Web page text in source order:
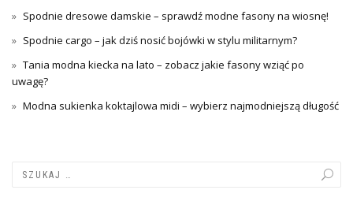
Spodnie dresowe damskie – sprawdź modne fasony na wiosnę!
Spodnie cargo – jak dziś nosić bojówki w stylu militarnym?
Tania modna kiecka na lato – zobacz jakie fasony wziąć po
uwagę?
Modna sukienka koktajlowa midi – wybierz najmodniejszą długość